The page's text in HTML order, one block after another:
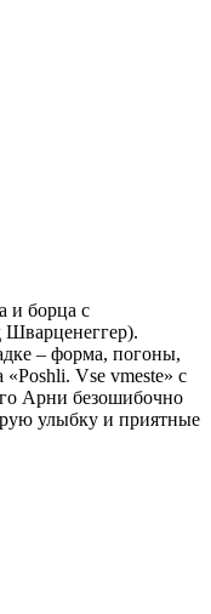
и борца с
– форма, погоны,
«Poshli. Vse vmeste» с
Арни безошибочно
улыбку и приятные